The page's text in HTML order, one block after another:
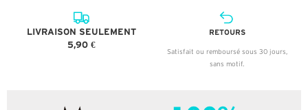
LIVRAISON SEULEMENT
5,90 €
RETOURS
Satisfait ou remboursé sous 30 jours,
sans motif.